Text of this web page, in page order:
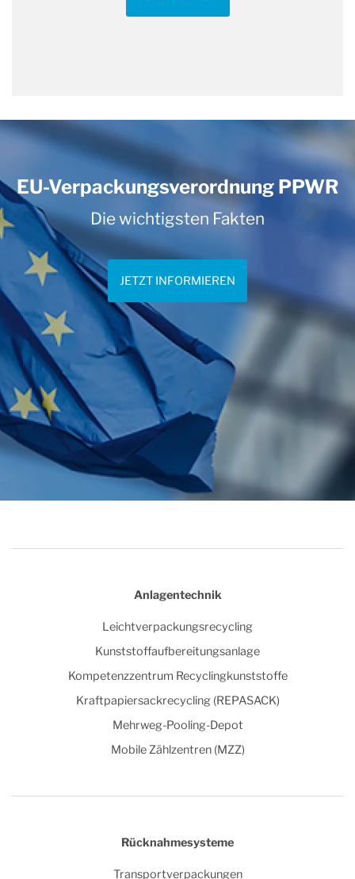
EU-Verpackungsverordnung PPWR
Die wichtigsten Fakten
JETZT INFORMIEREN
Anlagentechnik
Leichtverpackungsrecycling
Kunststoffaufbereitungsanlage
Kompetenzzentrum Recyclingkunststoffe
Kraftpapiersackrecycling (REPASACK)
Mehrweg-Pooling-Depot
Mobile Zählzentren (MZZ)
Rücknahmesysteme
Transportverpackungen